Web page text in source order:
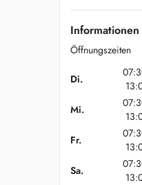
Öffnungszeiten
Di.
Mi.
Fr.
Sa.